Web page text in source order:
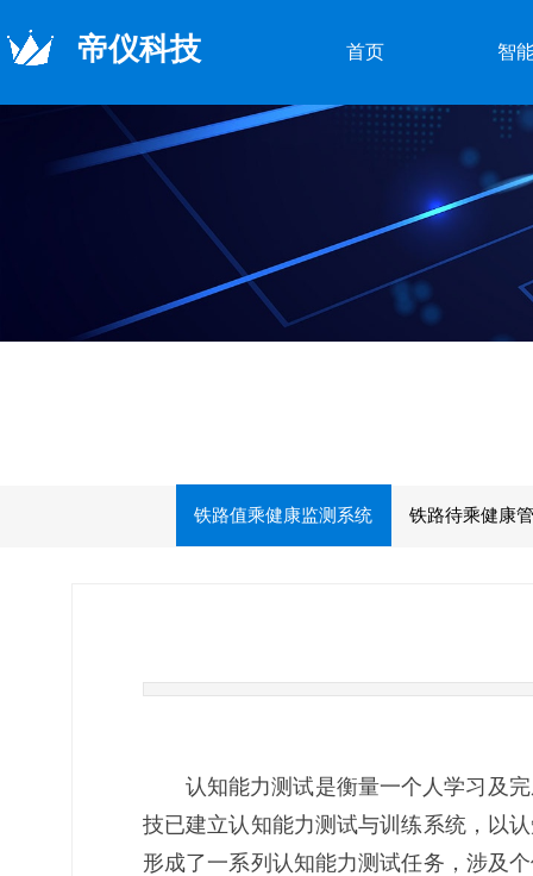
铁路值乘健康监测系统 铁路待乘健康
认知能力测试是衡量一个人学习及完
技已建立认知能力测试与训练系统，以
形成了一系列认知能力测试任务，涉及
首页 智
帝仪科技